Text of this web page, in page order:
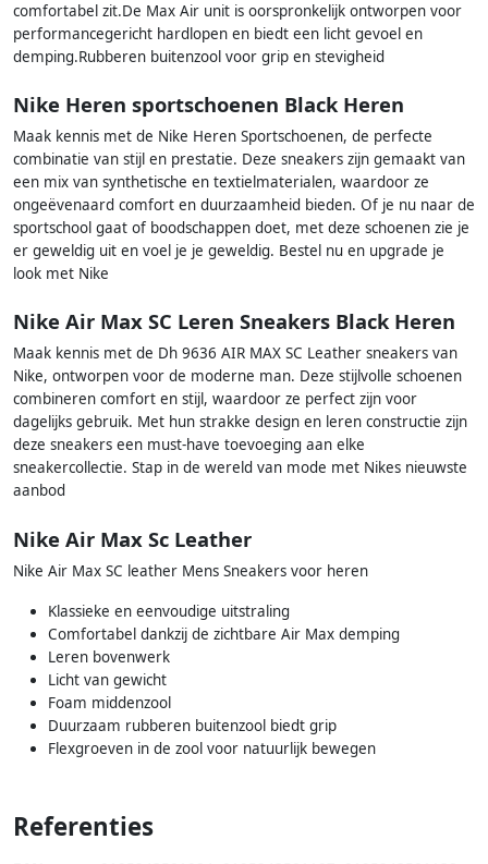
comfortabel zit.De Max Air unit is oorspronkelijk ontworpen voor
performancegericht hardlopen en biedt een licht gevoel en
demping.Rubberen buitenzool voor grip en stevigheid
Nike Heren sportschoenen Black Heren
Maak kennis met de Nike Heren Sportschoenen, de perfecte
combinatie van stijl en prestatie. Deze sneakers zijn gemaakt van
een mix van synthetische en textielmaterialen, waardoor ze
ongeëvenaard comfort en duurzaamheid bieden. Of je nu naar de
sportschool gaat of boodschappen doet, met deze schoenen zie je
er geweldig uit en voel je je geweldig. Bestel nu en upgrade je
look met Nike
Nike Air Max SC Leren Sneakers Black Heren
Maak kennis met de Dh 9636 AIR MAX SC Leather sneakers van
Nike, ontworpen voor de moderne man. Deze stijlvolle schoenen
combineren comfort en stijl, waardoor ze perfect zijn voor
dagelijks gebruik. Met hun strakke design en leren constructie zijn
deze sneakers een must-have toevoeging aan elke
sneakercollectie. Stap in de wereld van mode met Nikes nieuwste
aanbod
Nike Air Max Sc Leather
Nike Air Max SC leather Mens Sneakers voor heren
Klassieke en eenvoudige uitstraling
Comfortabel dankzij de zichtbare Air Max demping
Leren bovenwerk
Licht van gewicht
Foam middenzool
Duurzaam rubberen buitenzool biedt grip
Flexgroeven in de zool voor natuurlijk bewegen
Referenties